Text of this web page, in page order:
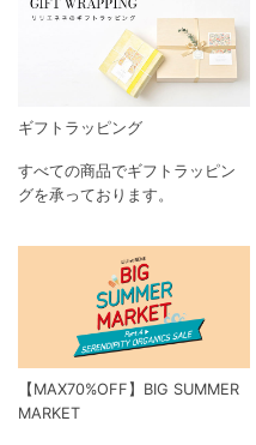
ギフトラッピング
すべての商品でギフトラッピン
グを承っております。
【MAX70%OFF】BIG SUMMER
MARKET